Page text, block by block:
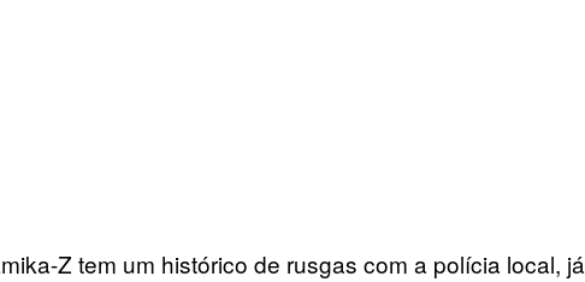
Z tem um histórico de rusgas com a polícia local, já